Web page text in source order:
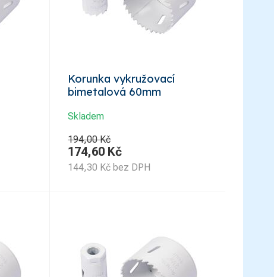
Korunka vykružovací
bimetalová 60mm
Skladem
194,00 Kč
174,60 Kč
144,30 Kč bez DPH